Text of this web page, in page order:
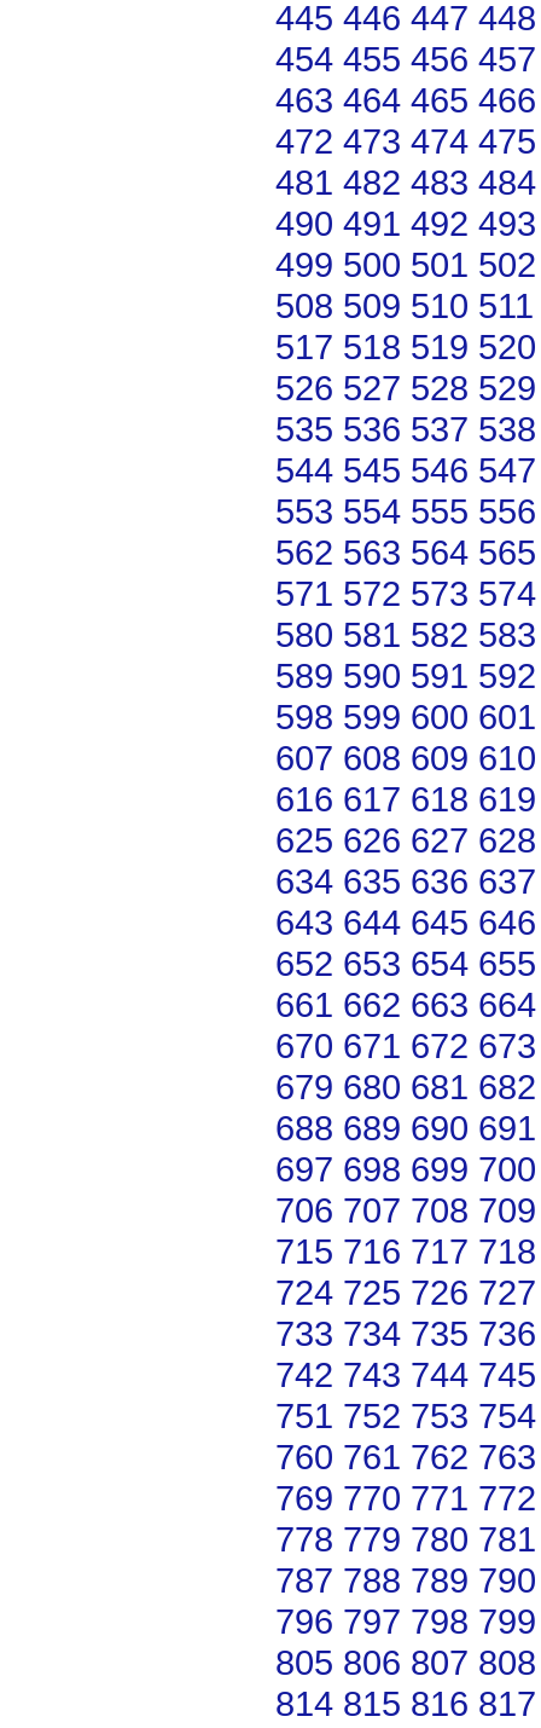
445 446 447 448
454 455 456 457
463 464 465 466
472 473 474 475
481 482 483 484
490 491 492 493
499 500 501 502
508 509 510 511
517 518 519 520
526 527 528 529
535 536 537 538
544 545 546 547
553 554 555 556
562 563 564 565
571 572 573 574
580 581 582 583
589 590 591 592
598 599 600 601
607 608 609 610
616 617 618 619
625 626 627 628
634 635 636 637
643 644 645 646
652 653 654 655
661 662 663 664
670 671 672 673
679 680 681 682
688 689 690 691
697 698 699 700
706 707 708 709
715 716 717 718
724 725 726 727
733 734 735 736
742 743 744 745
751 752 753 754
760 761 762 763
769 770 771 772
778 779 780 781
787 788 789 790
796 797 798 799
805 806 807 808
814 815 816 817